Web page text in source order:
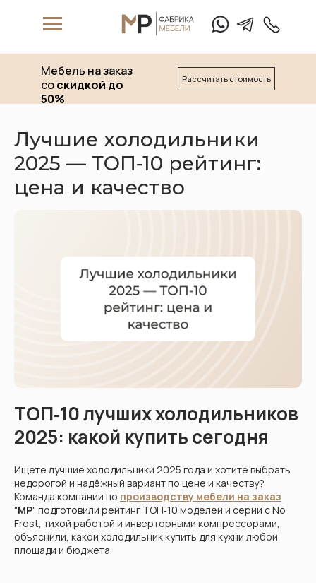
hat's App T elegam
Мебель на заказ
соскидкой до
50%
Рассчитать стоимость
Лучшие холодильники
2025 — ТОП‑10 рейтинг:
цена и качество
ТОП‑10 лучших холодильников
2025: какой купить сегодня
Ищете лучшие холодильники 2025 года и хотите выбрать
недорогой и надёжный вариант по цене и качеству?
Команда компании по производству мебели на заказ
"МР" подготовили рейтинг ТОП‑10 моделей и серий с No
Frost, тихой работой и инверторными компрессорами,
объяснили, какой холодильник купить для кухни любой
площади и бюджета.